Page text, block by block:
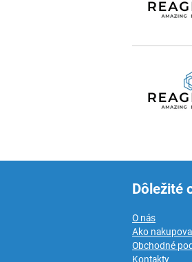
Dôležité
O nás
Ako
Obchodné
Kontakty